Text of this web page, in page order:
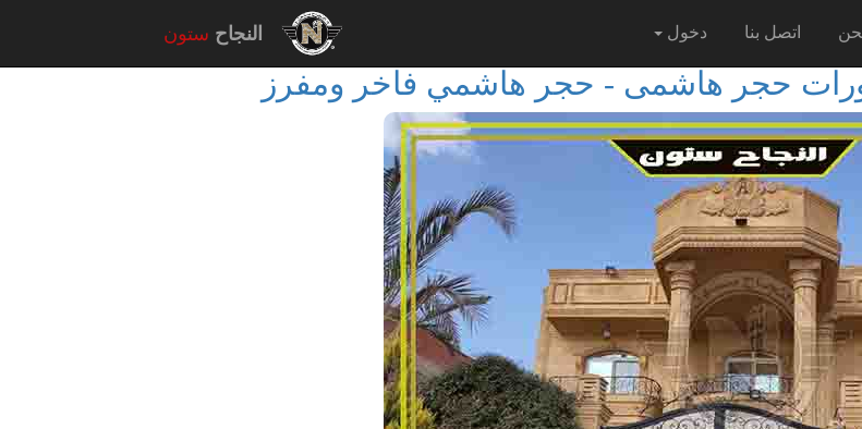
النجاح ستون دخول اتصل بنا
حجر هاشمى - حجر هاشمي فاخر ومفرز